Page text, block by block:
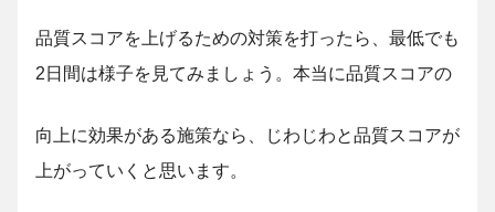
品質スコアを上げるための対策を打ったら、最低でも
2日間は様子を見てみましょう。本当に品質スコアの
向上に効果がある施策なら、じわじわと品質スコアが
上がっていくと思います。